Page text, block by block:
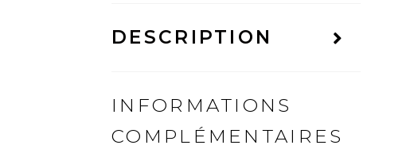
DESCRIPTION
INFORMATIONS
COMPLÉMENTAIRES